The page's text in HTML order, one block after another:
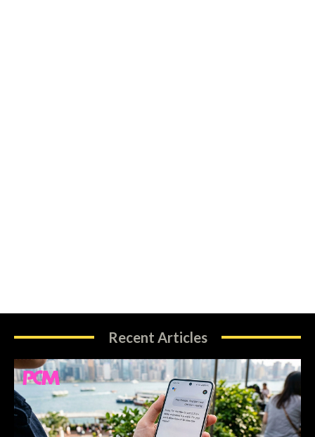
Recent Articles